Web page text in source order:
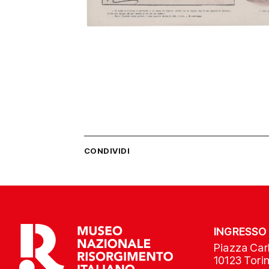
CONDIVIDI
INGRESSO
Piazza
10123